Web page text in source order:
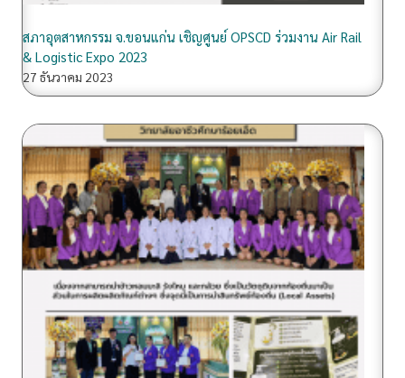
สภาอุตสาหกรรม จ.ขอนแก่น เชิญศูนย์ OPSCD ร่วมงาน Air Rail
& Logistic Expo 2023
27 ธันวาคม 2023